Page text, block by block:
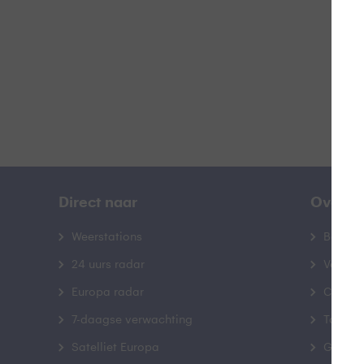
Direct naar
Weerstations
24 uurs radar
Europa radar
7-daagse verwachting
Satelliet Europa
Over
Contact